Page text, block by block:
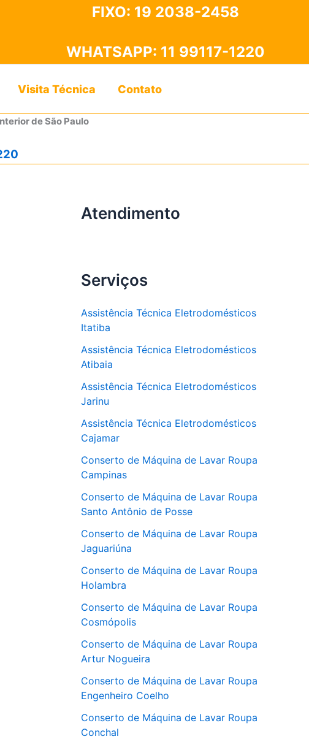
FIXO: 19 2038-2458
WHATSAPP: 11 99117-1220
Visita Técnica Contato
de São Paulo
Atendimento
Serviços
Assistência Técnica Eletrodomésticos
Itatiba
Assistência Técnica Eletrodomésticos
Atibaia
Assistência Técnica Eletrodomésticos
Jarinu
Assistência Técnica Eletrodomésticos
Cajamar
Conserto de Máquina de Lavar Roupa
Campinas
Conserto de Máquina de Lavar Roupa
Santo Antônio de Posse
Conserto de Máquina de Lavar Roupa
Jaguariúna
Conserto de Máquina de Lavar Roupa
Holambra
Conserto de Máquina de Lavar Roupa
Cosmópolis
Conserto de Máquina de Lavar Roupa
Artur Nogueira
Conserto de Máquina de Lavar Roupa
Engenheiro Coelho
Conserto de Máquina de Lavar Roupa
Conchal